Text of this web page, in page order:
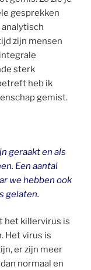
gesprekken
zijn mensen
sterk
heb ik
gemist.
geraakt en als
Een aantal
we hebben ook
gelaten.
het killervirus is
Het virus is
er zijn meer
normaal en